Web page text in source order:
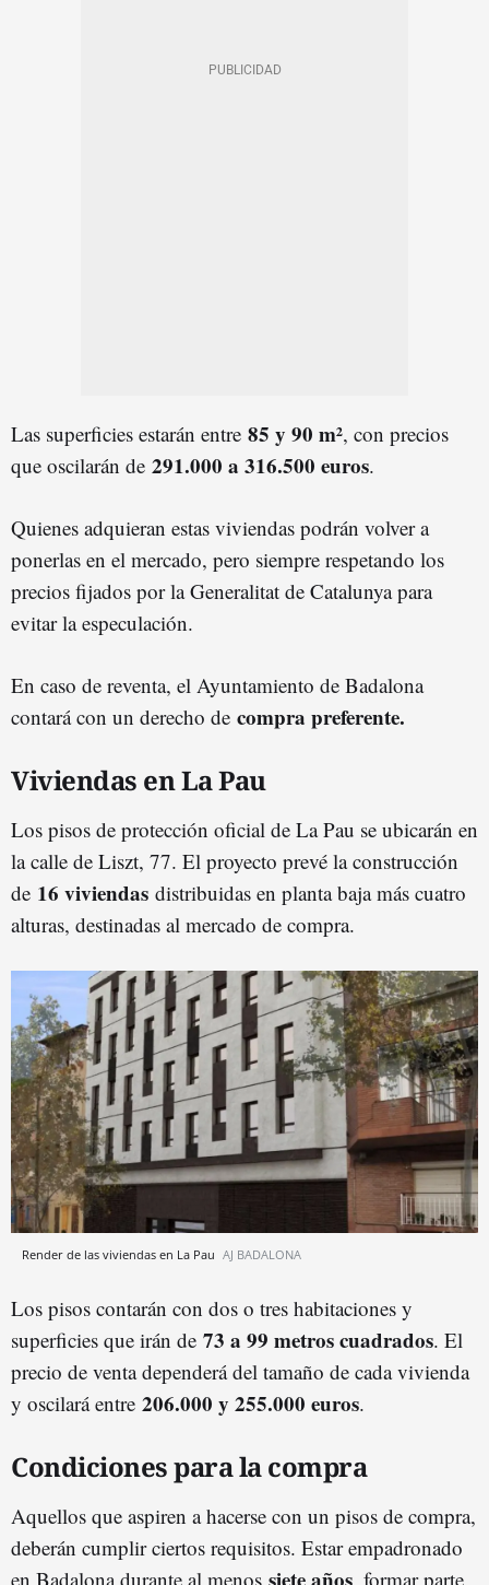
Las superficies estarán entre 85 y 90 m², con precios
que oscilarán de 291.000 a 316.500 euros.
Quienes adquieran estas viviendas podrán volver a
ponerlas en el mercado, pero siempre respetando los
precios fijados por la Generalitat de Catalunya para
evitar la especulación.
En caso de reventa, el Ayuntamiento de Badalona
contará con un derecho de compra preferente.
Viviendas en La Pau
Los pisos de protección oficial de La Pau se ubicarán en
la calle de Liszt, 77. El proyecto prevé la construcción
de 16 viviendas distribuidas en planta baja más cuatro
alturas, destinadas al mercado de compra.
Render de las viviendas en La Pau AJ BADALONA
Los pisos contarán con dos o tres habitaciones y
superficies que irán de 73 a 99 metros cuadrados. El
precio de venta dependerá del tamaño de cada vivienda
y oscilará entre 206.000 y 255.000 euros.
Condiciones para la compra
Aquellos que aspiren a hacerse con un pisos de compra,
deberán cumplir ciertos requisitos. Estar empadronado
en Badalona durante al menos
, formar parte